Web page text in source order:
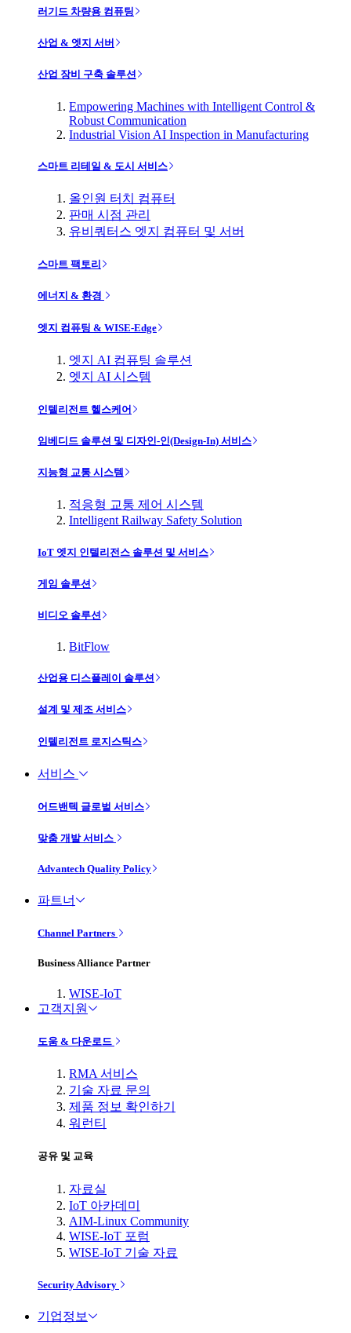
러기드 차량용 컴퓨팅
산업 & 엣지 서버
산업 장비 구축 솔루션
Empowering Machines with Intelligent Control &
Robust Communication
Industrial Vision AI Inspection in Manufacturing
스마트 리테일 & 도시 서비스
올인원 터치 컴퓨터
판매 시점 관리
유비쿼터스 엣지 컴퓨터 및 서버
스마트 팩토리
에너지 & 환경
엣지 컴퓨팅 & WISE-Edge
엣지 AI 컴퓨팅 솔루션
엣지 AI 시스템
인텔리전트 헬스케어
임베디드 솔루션 및 디자인-인(Design-In) 서비스
지능형 교통 시스템
적응형 교통 제어 시스템
Intelligent Railway Safety Solution
IoT 엣지 인텔리전스 솔루션 및 서비스
게임 솔루션
비디오 솔루션
BitFlow
산업용 디스플레이 솔루션
설계 및 제조 서비스
인텔리전트 로지스틱스
서비스
어드밴텍 글로벌 서비스
맞춤 개발 서비스
Advantech Quality Policy
파트너
Channel Partners
Business Alliance Partner
WISE-IoT
고객지원
도움 & 다운로드
RMA 서비스
기술 자료 문의
제품 정보 확인하기
워런티
공유 및 교육
자료실
IoT 아카데미
AIM-Linux Community
WISE-IoT 포럼
WISE-IoT 기술 자료
Security Advisory
기업정보